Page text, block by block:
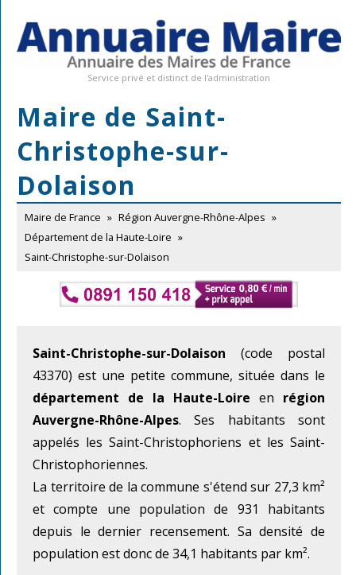
Service privé et distinct de l'administration
Maire de Saint-
Christophe-sur-
Dolaison
Maire de France » Région Auvergne-Rhône-Alpes »
Département de la Haute-Loire »
Saint-Christophe-sur-Dolaison
Saint-Christophe-sur-Dolaison (code postal
43370) est une petite commune, située dans le
département de la Haute-Loire en région
Auvergne-Rhône-Alpes. Ses habitants sont
appelés les Saint-Christophoriens et les Saint-
Christophoriennes.
La territoire de la commune s'étend sur 27,3 km²
et compte une population de 931 habitants
depuis le dernier recensement. Sa densité de
population est donc de 34,1 habitants par km².